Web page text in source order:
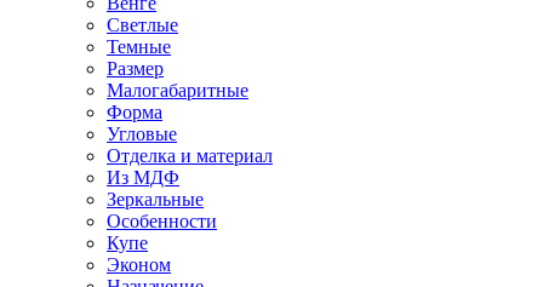
Светлые
Темные
Размер
Малогабаритные
Форма
Угловые
Отделка и материал
Из МДФ
Зеркальные
Особенности
Купе
Эконом